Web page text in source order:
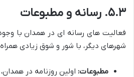
۵.۳. رسانه و مطبوعات
فعالیت های رسانه ای در همدان با
شهرهای دیگر، با شور و شوق زیادی
مطبوعات: